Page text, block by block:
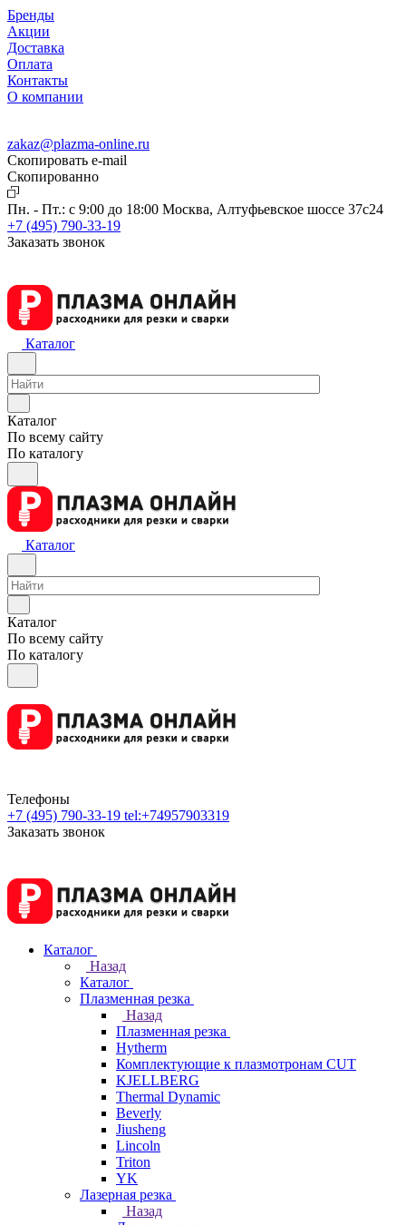
Бренды
Акции
Доставка
Оплата
Контакты
О компании
zakaz@plazma-online.ru
Скопировать e-mail
Cкопированно
Пн. - Пт.: с 9:00 до 18:00 Москва, Алтуфьевское шоссе 37с24
+7 (495) 790-33-19
Заказать звонок
Каталог
Каталог
По всему сайту
По каталогу
Каталог
Каталог
По всему сайту
По каталогу
Телефоны
+7 (495) 790-33-19 tel:+74957903319
Заказать звонок
Каталог
Назад
Каталог
Плазменная резка
Назад
Плазменная резка
Hytherm
Комплектующие к плазмотронам CUT
KJELLBERG
Thermal Dynamic
Beverly
Jiusheng
Lincoln
Triton
YK
Лазерная резка
Назад